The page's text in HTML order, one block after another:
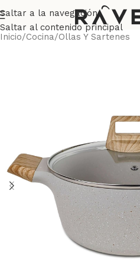
Saltar a la navegación
Saltar al contenido principal
Inicio/Cocina/Ollas Y Sartenes